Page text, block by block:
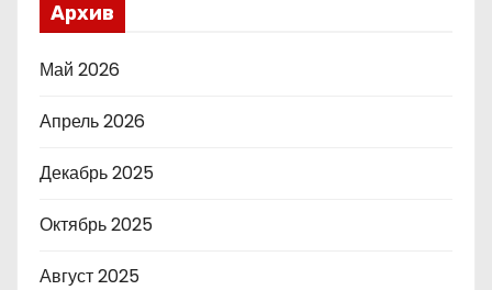
Архив
Май 2026
Апрель 2026
Декабрь 2025
Октябрь 2025
Август 2025